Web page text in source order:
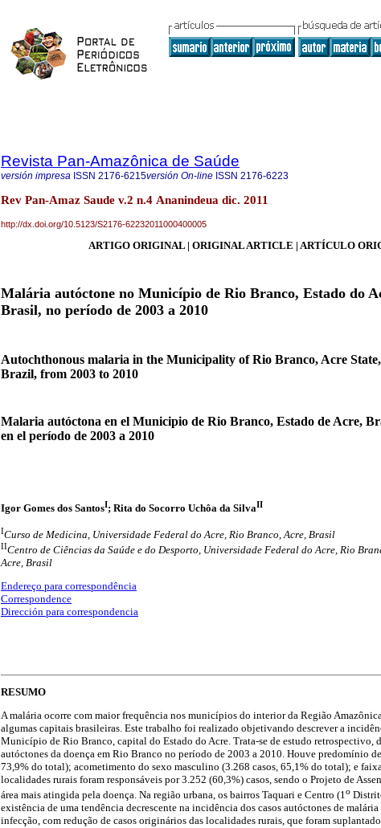
Revista Pan-Amazônica de Saúde
versión impresa ISSN 2176-6215versión On-line ISSN 2176-6223
Rev Pan-Amaz Saude v.2 n.4 Ananindeua dic. 2011
http://dx.doi.org/10.5123/S2176-62232011000400005
ARTIGO ORIGINAL | ORIGINAL ARTICLE | ARTÍCULO
Malária autóctone no Município de Rio Branco, Estado do
Brasil, no período de 2003 a 2010
Autochthonous malaria in the Municipality of Rio Branco, Acre State,
Brazil, from 2003 to 2010
Malaria autóctona en el Municipio de Rio Branco, Estado de Acre,
en el período de 2003 a 2010
Igor Gomes dos SantosI; Rita do Socorro Uchôa da SilvaII
ICurso de Medicina, Universidade Federal do Acre, Rio Branco, Acre, Brasil
IICentro de Ciências da Saúde e do Desporto, Universidade Federal do Acre, Rio
Acre, Brasil
Endereço para correspondência
Correspondence
Dirección para correspondencia
RESUMO
A malária ocorre com maior frequência nos municípios do interior da Região
algumas capitais brasileiras. Este trabalho foi realizado objetivando descrever a
Município de Rio Branco, capital do Estado do Acre. Trata-se de estudo retrospectivo,
autóctones da doença em Rio Branco no período de 2003 a 2010. Houve predomínio
73,9% do total); acometimento do sexo masculino (3.268 casos, 65,1% do total); e
localidades rurais foram responsáveis por 3.252 (60,3%) casos, sendo o Projeto de
área mais atingida pela doença. Na região urbana, os bairros Taquari e Centro (1o
existência de uma tendência decrescente na incidência dos casos autóctones de
infecção, com redução de casos originários das localidades rurais, que foram